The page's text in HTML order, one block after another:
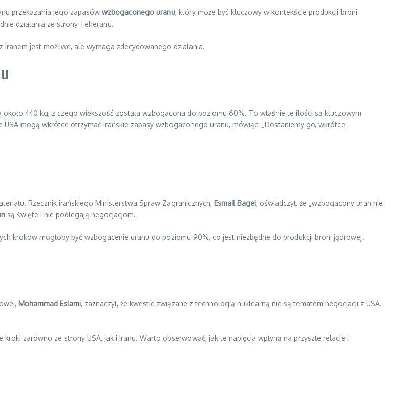
przekazania jego zapasów wzbogaconego uranu, który może być kluczowy w kontekście produkcji broni
działania ze strony Teheranu.
Iranem jest możliwe, ale wymaga zdecydowanego działania.
440 kg, z czego większość została wzbogacona do poziomu 60%. To właśnie te ilości są kluczowym
mogą wkrótce otrzymać irańskie zapasy wzbogaconego uranu, mówiąc: „Dostaniemy go, wkrótce
Rzecznik irańskiego Ministerstwa Spraw Zagranicznych, Esmail Bagei, oświadczył, że „wzbogacony uran nie
są święte i nie podlegają negocjacjom.
kroków mogłoby być wzbogacenie uranu do poziomu 90%, co jest niezbędne do produkcji broni jądrowej.
Mohammad Eslami, zaznaczył, że kwestie związane z technologią nuklearną nie są tematem negocjacji z USA.
zarówno ze strony USA, jak i Iranu. Warto obserwować, jak te napięcia wpłyną na przyszłe relacje i